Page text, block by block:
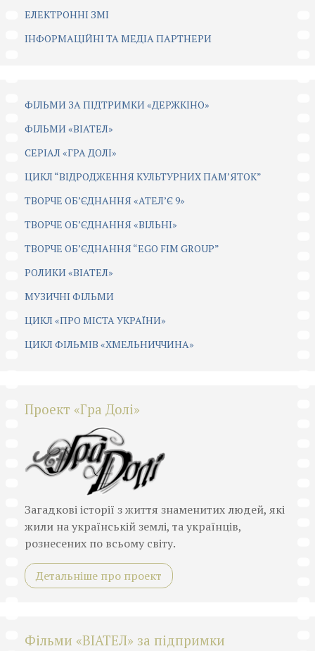
ЕЛЕКТРОННІ ЗМІ
ІНФОРМАЦІЙНІ ТА МЕДІА ПАРТНЕРИ
ФІЛЬМИ ЗА ПІДТРИМКИ «ДЕРЖКІНО»
ФІЛЬМИ «ВІАТЕЛ»
СЕРІАЛ «ГРА ДОЛІ»
ЦИКЛ “ВІДРОДЖЕННЯ КУЛЬТУРНИХ ПАМ’ЯТОК”
ТВОРЧЕ ОБ’ЄДНАННЯ «АТЕЛ’Є 9»
ТВОРЧЕ ОБ’ЄДНАННЯ «ВІЛЬНІ»
ТВОРЧЕ ОБ’ЄДНАННЯ “EGO FIM GROUP”
РОЛИКИ «ВІАТЕЛ»
МУЗИЧНІ ФІЛЬМИ
ЦИКЛ «ПРО МІСТА УКРАЇНИ»
ЦИКЛ ФІЛЬМІВ «ХМЕЛЬНИЧЧИНА»
Проект «Гра Долі»
Загадкові історії з життя знаменитих людей, які
жили на українській землі, та українців,
рознесених по всьому світу.
Детальніше про проект
Фільми «ВІАТЕЛ» за підпримки